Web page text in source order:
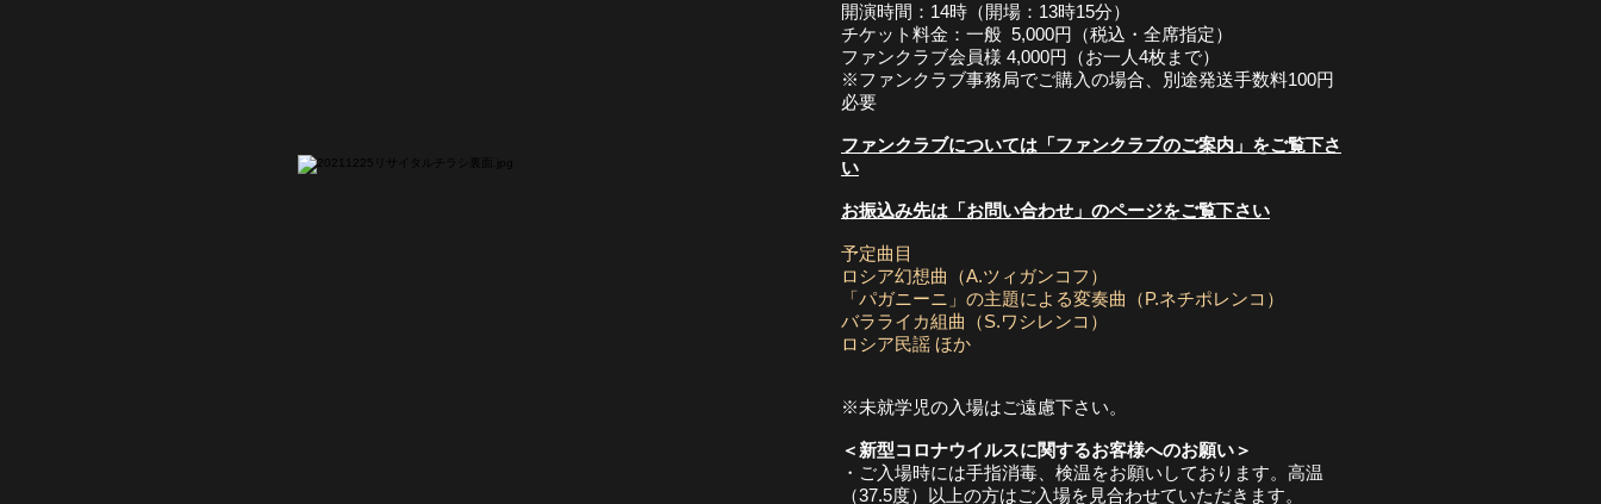
開演時間：14時（開場：13時15分）
チケット料金：一般 5,000円（税込・全席指定）
ファンクラブ会員様 4,000円（お一人4枚まで）
​※ファンクラブ事務局でご購入の場合、別途発送手数料100円
必要
ファンクラブについては「ファンクラブのご案内」をご覧下さ
い
お振込み先は「お問い合わせ」のページをご覧下さい
予定曲目
ロシア幻想曲（A.ツィガンコフ）
「パガニーニ」の主題による変奏曲（P.ネチポレンコ）
​バラライカ組曲（S.ワシレンコ）
ロシア民謡 ほか
※未就学児の入場はご遠慮下さい。
＜新型コロナウイルスに関するお客様へのお願い＞
・ご入場時には手指消毒、検温をお願いしております。高温
（37.5度）以上の方はご入場を見合わせていただきます。